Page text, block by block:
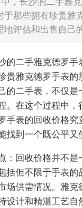
于那些拥有珍贵雅
地评估和出售自己
的二手雅克德罗手
贵雅克德罗手表的
的二手表，不仅是
。在这个过程中，
手表的回收价格究
找到一个既公平又
：回收价格并不是
括但不限于手表的
场供需情况。雅克
设计和精湛工艺自